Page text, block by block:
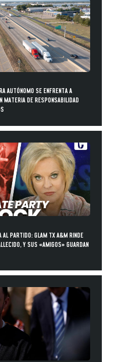
AUTÓNOMO SE ENFRENTA A
MATERIA DE RESPONSABILIDAD
AL PARTIDO: GLAM TX A&M RINDE
Y SUS «AMIGOS» GUARDAN